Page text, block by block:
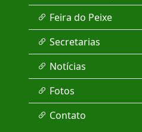
Feira do Peixe
Secretarias
Notícias
Fotos
Contato